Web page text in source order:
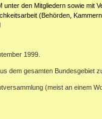
den Mitgliedern sowie mit
(Behörden,
1999.
dem gesamten Bundesgebiet
(meist an einem